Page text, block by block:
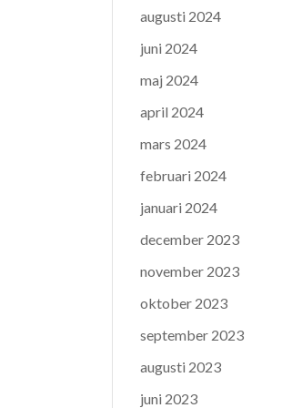
augusti 2024
juni 2024
maj 2024
april 2024
mars 2024
februari 2024
januari 2024
december 2023
november 2023
oktober 2023
september 2023
augusti 2023
juni 2023